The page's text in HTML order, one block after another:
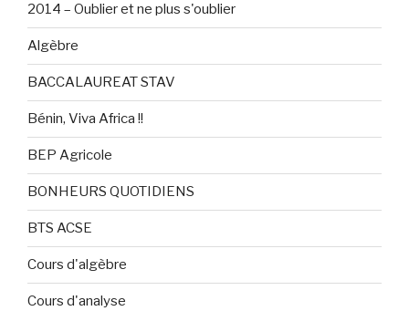
2014 – Oublier et ne plus s'oublier
Algèbre
BACCALAUREAT STAV
Bénin, Viva Africa !!
BEP Agricole
BONHEURS QUOTIDIENS
BTS ACSE
Cours d'algèbre
Cours d'analyse